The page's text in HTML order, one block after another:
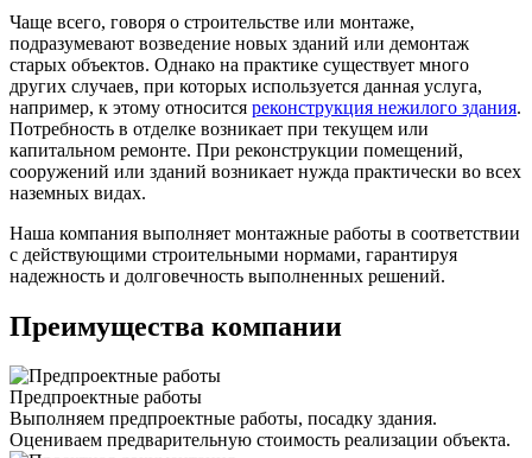
Чаще всего, говоря о строительстве или монтаже,
подразумевают возведение новых зданий или демонтаж
старых объектов. Однако на практике существует много
других случаев, при которых используется данная услуга,
например, к этому относится реконструкция нежилого здания.
Потребность в отделке возникает при текущем или
капитальном ремонте. При реконструкции помещений,
сооружений или зданий возникает нужда практически во всех
наземных видах.
Наша компания выполняет монтажные работы в соответствии
с действующими строительными нормами, гарантируя
надежность и долговечность выполненных решений.
Преимущества компании
Предпроектные работы
Выполняем предпроектные работы, посадку здания.
Оцениваем предварительную стоимость реализации объекта.